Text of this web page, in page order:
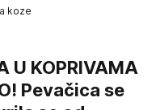
koze
U KOPRIVAMA
Pevačica se